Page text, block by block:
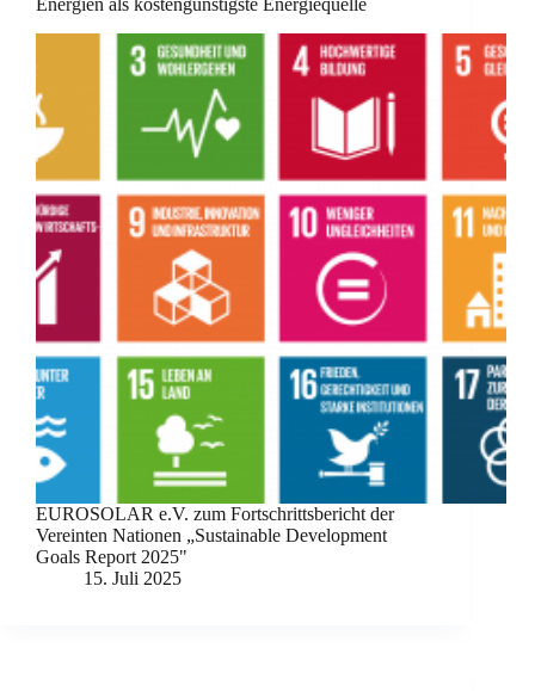
Energien als kostengünstigste Energiequelle
EUROSOLAR e.V. zum Fortschrittsbericht der
Vereinten Nationen „Sustainable Development
Goals Report 2025"
15. Juli 2025